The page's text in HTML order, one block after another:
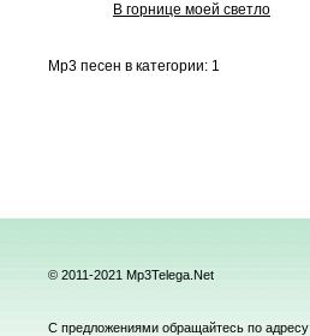
В горнице моей светло
Mp3 песен в категории: 1
© 2011-2021 Mp3Telega.Net
С предложениями обращайтесь по адресу